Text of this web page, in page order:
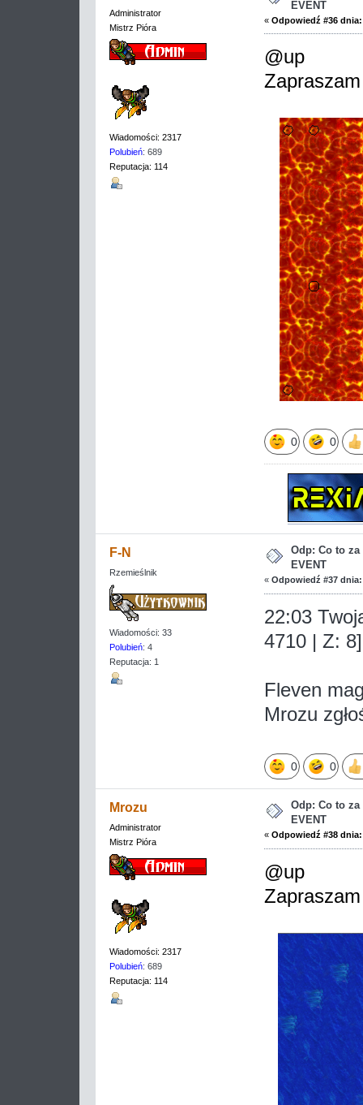
Administrator
Mistrz Pióra
Wiadomości: 2317
Polubień: 689
Reputacja: 114
EVENT
« Odpowiedź #36 dnia:
@up
0 0
F-N
Rzemieślnik
Wiadomości: 33
Polubień: 4
Reputacja: 1
Odp: Co to za
EVENT
« Odpowiedź #37 dnia:
22:03
4710 | Z: 8]
Fleven
Mrozu
0 0
Mrozu
Administrator
Mistrz Pióra
Wiadomości: 2317
Polubień: 689
Reputacja: 114
Odp: Co to za
EVENT
« Odpowiedź #38 dnia:
@up